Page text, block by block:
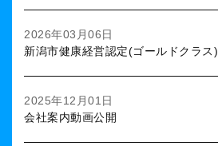
2026年03月06日
新潟市健康経営認定(ゴールドクラス)
2025年12月01日
会社案内動画公開